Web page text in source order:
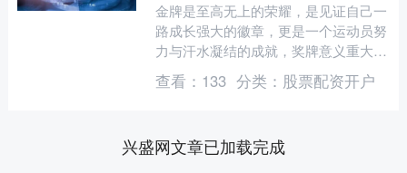
金牌是至高无上的荣耀，是见证自己一
路成长强大的徽章，更是一个运动员努
力与汗水凝结的成就，奖牌意义重大，
很多世界冠军都无比珍视。 但有一个
人却不一样，她在运动生涯....
查看： 133 分类： 股票配资开户
兴盛网文章已加载完成